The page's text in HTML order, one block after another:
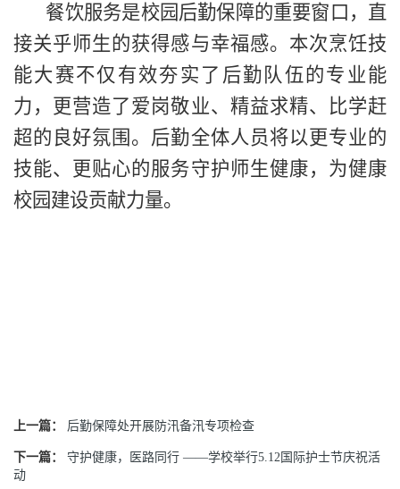
餐饮服务是校园后勤保障的重要窗口，直
接关乎师生的获得感与幸福感。本次烹饪技
能大赛不仅有效夯实了后勤队伍的专业能
力，更营造了爱岗敬业、精益求精、比学赶
超的良好氛围。后勤全体人员将以更专业的
技能、更贴心的服务守护师生健康， 为健康
校园建设贡献力量。
上一篇： 后勤保障处开展防汛备汛专项检查
下一篇：
守护健康，医路同行 ——学校举行5.12国际护士节庆祝活
动